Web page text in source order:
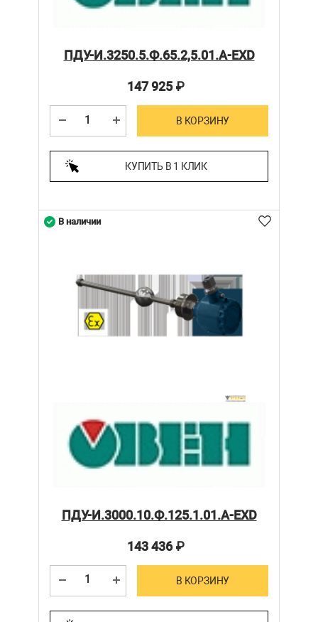
ПДУ-И.3250.5.Ф.65.2,5.01.А-ЕХD
147 925₽
В КОРЗИНУ
КУПИТЬ В 1 КЛИК
ПДУ-И.3000.10.Ф.125.1.01.А-ЕХD
143 436₽
В КОРЗИНУ
В наличии